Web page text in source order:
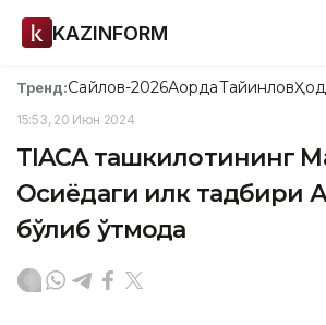
KAZINFORM
Тренд:Сайлов-2026АқордаТайинлов
15:53, 20 Июн 2024
TIACA ташкилотининг
Осиёдаги илк тадбири
бўлиб ўтмоқда